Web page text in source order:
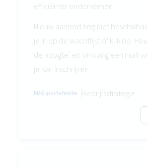
efficiënter ondernemen.
Nieuw aanbod nog niet
je in op de wachtlijst of klik op
de hoogte’ en ontvang een mail
je kan inschrijven
KMO-portefeuille Bedrijfsstrategie